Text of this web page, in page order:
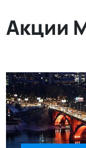
Акции